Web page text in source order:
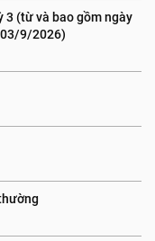
3 (từ và bao gồm ngày
9/2026)